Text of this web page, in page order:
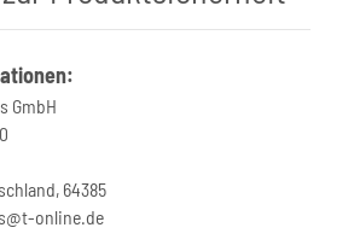
GmbH
64385
online.de